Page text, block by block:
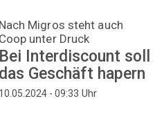
Nach Migros steht auch
Coop unter Druck
Bei Interdiscount soll
das Geschäft hapern
10.05.2024 - 09:33 Uhr